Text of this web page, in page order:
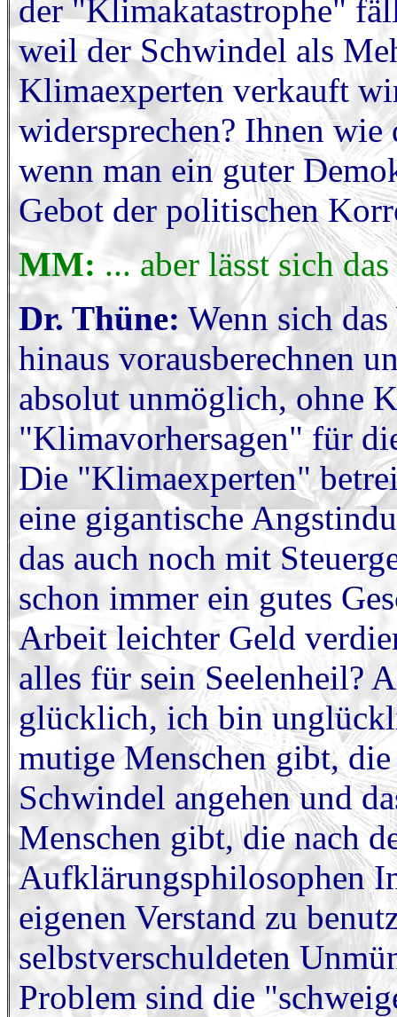
der "Klimakatastrophe"
weil der Schwindel als
Klimaexperten verkauft
widersprechen? Ihnen
wenn man ein guter
Gebot der politischen
MM: ... aber lässt sich
Dr. Thüne: Wenn sich
hinaus vorausberechnen
absolut unmöglich, ohne
"Klimavorhersagen" für
Die "Klimaexperten"
eine gigantische
das auch noch mit
schon immer ein gutes
Arbeit leichter Geld
alles für sein Seelenheil?
glücklich, ich bin
mutige Menschen gibt,
Schwindel angehen und
Menschen gibt, die nach
Aufklärungsphilosophen
eigenen Verstand zu
selbstverschuldeten
Problem sind die